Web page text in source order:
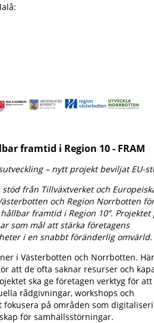
framtid i Region 10 - FRAM
– nytt projekt beviljat EU-
från Tillväxtverket och
och Region Norrbotten för
framtid i Region 10”.
som mål att stärka företagens
i en snabbt föränderlig omvärld.
i Västerbotten och Norrbotten.
att de ofta saknar resurser och
ska ge företagen verktyg för
rådgivningar, workshops och
på områden som
för samhällsstörningar.